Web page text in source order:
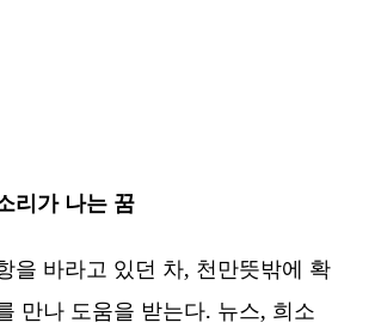
리가 나는 꿈
을 바라고 있던 차, 천만뜻밖에 확
만나 도움을 받는다. 뉴스, 희소